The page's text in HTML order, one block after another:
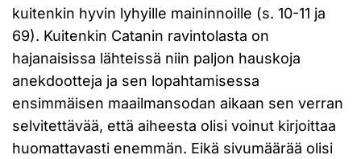
kuitenkin hyvin lyhyille maininnoille (s. 10-11 ja
69). Kuitenkin Catanin ravintolasta on
hajanaisissa lähteissä niin paljon hauskoja
anekdootteja ja sen lopahtamisessa
ensimmäisen maailmansodan aikaan sen verran
selvitettävää, että aiheesta olisi voinut kirjoittaa
huomattavasti enemmän. Eikä sivumäärää olisi